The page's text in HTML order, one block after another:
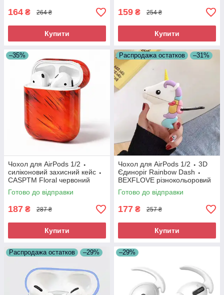
164 ₴ 264 ₴
Купити
159 ₴ 254 ₴
Купити
–35%
Чохол для AirPods 1/2 ⬩
силіконовий захисний кейс ⬩
CASPTM Floral червоний
Готово до відправки
187 ₴ 287 ₴
Купити
Распродажа остатков –31%
Чохол для AirPods 1/2 ⬩ 3D
Єдиноріг Rainbow Dash ⬩
BEXFLOVE різнокольоровий
Готово до відправки
177 ₴ 257 ₴
Купити
Распродажа остатков –29% –29%